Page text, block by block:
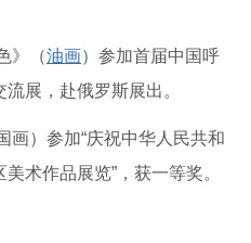
》（油画）参加首届中国呼
展，赴俄罗斯展出。
画）参加“庆祝中华人民共和
术作品展览”，获一等奖。